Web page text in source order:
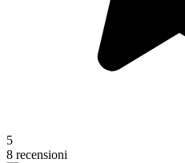
5
8 recensioni